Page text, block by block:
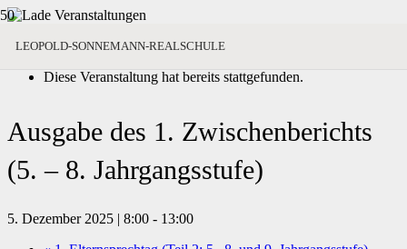
LEOPOLD-SONNEMANN-REALSCHULE
« Alle Veranstaltungen
Diese Veranstaltung hat bereits stattgefunden.
Ausgabe des 1. Zwischenberichts
(5. – 8. Jahrgangsstufe)
5. Dezember 2025 | 8:00 - 13:00